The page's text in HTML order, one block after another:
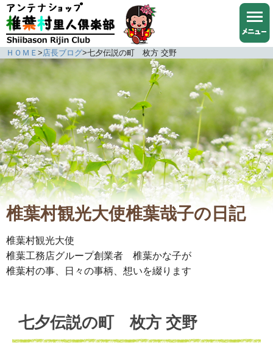
ＨＯＭＥ >店長ブログ>七夕伝説の町 枚方 交野
椎葉村観光大使椎葉哉子の日記
椎葉村観光大使
椎葉工務店グループ創業者 椎葉かな子が
椎葉村の事、日々の事柄、想いを綴ります
七夕伝説の町 枚方 交野